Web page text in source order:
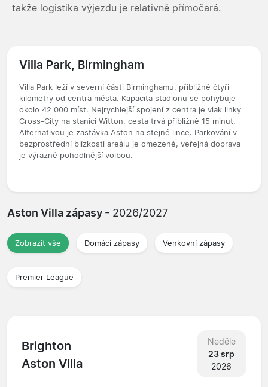
takže logistika výjezdu je relativně přímočará.
Villa Park, Birmingham
Villa Park leží v severní části Birminghamu, přibližně čtyři
kilometry od centra města. Kapacita stadionu se pohybuje
okolo 42 000 míst. Nejrychlejší spojení z centra je vlak linky
Cross-City na stanici Witton, cesta trvá přibližně 15 minut.
Alternativou je zastávka Aston na stejné lince. Parkování v
bezprostřední blízkosti areálu je omezené, veřejná doprava
je výrazně pohodlnější volbou.
Aston Villa zápasy - 2026/2027
Zobrazit vše Domácí zápasy Venkovní zápasy
Premier League
Brighton
Aston Villa
Neděle
23 srp
2026